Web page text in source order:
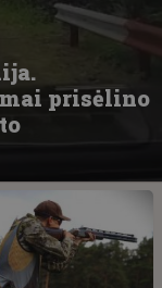
prisėlino